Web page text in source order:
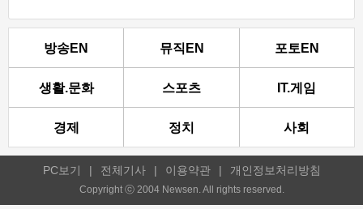
방송EN 뮤직EN 포토EN
생활.문화 스포츠 IT.게임
경제 정치 사회
PC보기 | 전체기사 | 이용약관 | 개인정보처리방침
Copyright ⓒ 2004 Newsen. All rights reserved.